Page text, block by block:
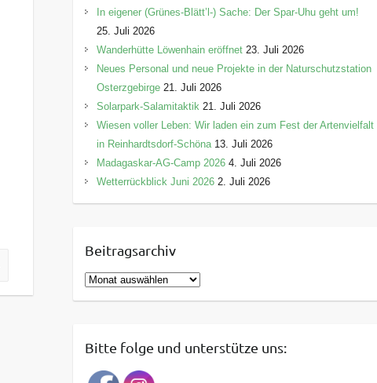
In eigener (Grünes-Blätt’l-) Sache: Der Spar-Uhu geht um!
25. Juli 2026
Wanderhütte Löwenhain eröffnet 23. Juli 2026
Neues Personal und neue Projekte in der Naturschutzstation
Osterzgebirge 21. Juli 2026
Solarpark-Salamitaktik 21. Juli 2026
Wiesen voller Leben: Wir laden ein zum Fest der Artenvielfalt
in Reinhardtsdorf-Schöna 13. Juli 2026
Madagaskar-AG-Camp 2026 4. Juli 2026
Wetterrückblick Juni 2026 2. Juli 2026
Beitragsarchiv
B
e
rBitte folge und unterstütze uns: